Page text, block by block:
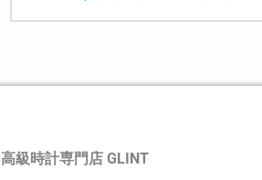
高級時計専門店 GLINT